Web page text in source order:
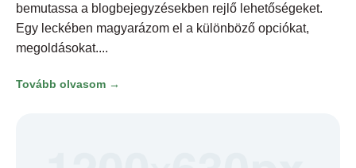
bemutassa a blogbejegyzésekben rejlő lehetőségeket.
Egy leckében magyarázom el a különböző opciókat,
megoldásokat.
Tovább olvasom →